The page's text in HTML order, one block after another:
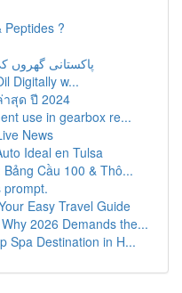
Peptides ?
پاکستانی گھروں
Digitally w...
าสุด ปี 2024
use in gearbox re...
News
Ideal en Tulsa
Cầu 100 & Thô...
prompt.
Easy Travel Guide
2026 Demands the...
Spa Destination in H...